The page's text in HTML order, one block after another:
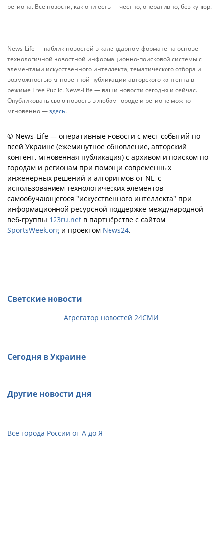
региона. Все новости, как они есть — честно, оперативно, без купюр.
News-Life — паблик новостей в календарном формате на основе
технологичной новостной информационно-поисковой системы с
элементами искусственного интеллекта, тематического отбора и
возможностью мгновенной публикации авторского контента в
режиме Free Public. News-Life — ваши новости сегодня и сейчас.
Опубликовать свою новость в любом городе и регионе можно
мгновенно —здесь.
© News-Life — оперативные новости с мест событий по
всей Украине (ежеминутное обновление, авторский
контент, мгновенная публикация) с архивом и поиском по
городам и регионам при помощи современных
инженерных решений и алгоритмов от NL, с
использованием технологических элементов
самообучающегося "искусственного интеллекта" при
информационной ресурсной поддержке международной
веб-группы 123ru.net в партнёрстве с сайтом
SportsWeek.org и проектом News24.
Светские новости
Агрегатор новостей 24СМИ
Сегодня в Украине
Другие новости дня
Все города России от А до Я